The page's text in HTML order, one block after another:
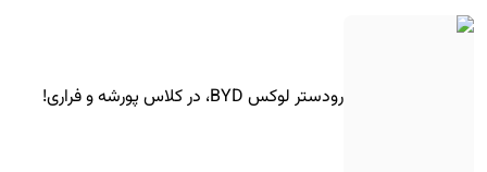
رودستر لوکس BYD، در کلاس پورشه و فراری!